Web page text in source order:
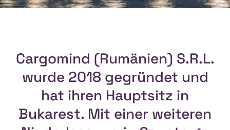
Cargomind (Rumänien) S.R.L.
wurde 2018 gegründet und
hat ihren Hauptsitz in
Bukarest. Mit einer weiteren